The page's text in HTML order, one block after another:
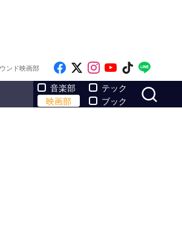
ンド映画部 Like on Facebook
Follow on x
Follow on
Follow on
Follow
音楽部
映画部
テック
ブック